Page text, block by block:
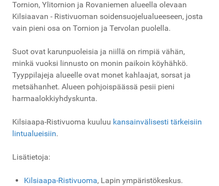
Tornion, Ylitornion ja Rovaniemen alueella olevaan
Kilsiaavan - Ristivuoman soidensuojelualueeseen, josta
vain pieni osa on Tornion ja Tervolan puolella.
Suot ovat karunpuoleisia ja niillä on rimpiä vähän,
minkä vuoksi linnusto on monin paikoin köyhähkö.
Tyyppilajeja alueelle ovat monet kahlaajat, sorsat ja
metsähanhet. Alueen pohjoispäässä pesii pieni
harmaalokkiyhdyskunta.
Kilsiaapa-Ristivuoma kuuluu kansainvälisesti tärkeisiin
lintualueisiin.
Lisätietoja:
Kilsiaapa-Ristivuoma, Lapin ympäristökeskus.